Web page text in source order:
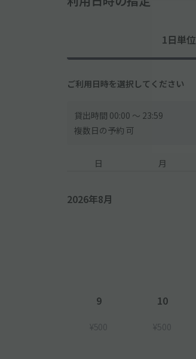
1日単位
ご利用日時を選択してください
貸出時間 00:00 〜 23:59
複数日の予約 可
日 月
2026年8月
9
¥500
10
¥500